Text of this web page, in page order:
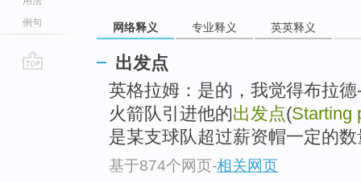
例句
网络释义 专业释义 英英释义
出发点
英格拉姆：是的，我觉得布拉
火箭队引进他的出发点(Starting
是某支球队超过薪资帽一定的
基于874个网页-相关网页